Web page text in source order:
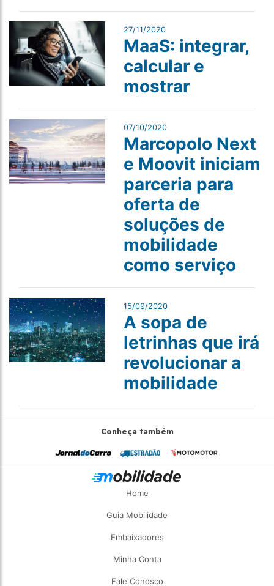
27/11/2020
MaaS: integrar,
calcular e
mostrar
07/10/2020
Marcopolo Next
e Moovit iniciam
parceria para
oferta de
soluções de
mobilidade
como serviço
15/09/2020
A sopa de
letrinhas que irá
revolucionar a
mobilidade
Conheça também
Home
Guia Mobilidade
Embaixadores
Minha Conta
Fale Conosco